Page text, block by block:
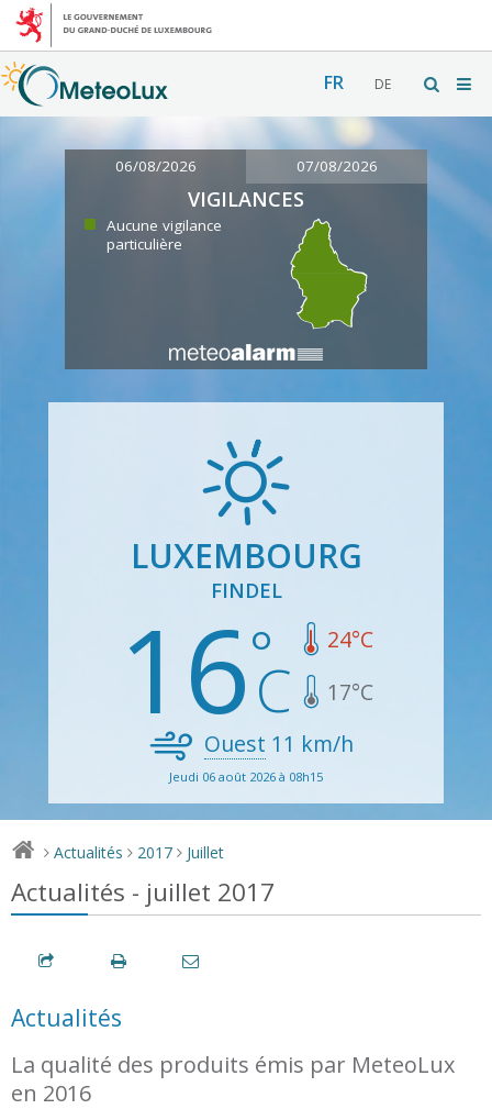
FR DE
06/08/2026 07/08/2026
VIGILANCES
Aucune vigilance
particulière
LUXEMBOURG
FINDEL
16 24°C
17°C
Ouest 11 km/h
Jeudi 06 août 2026 à 08h15
> Actualités > 2017 > Juillet
Actualités - juillet 2017
Actualités
La qualité des produits émis par MeteoLux
en 2016